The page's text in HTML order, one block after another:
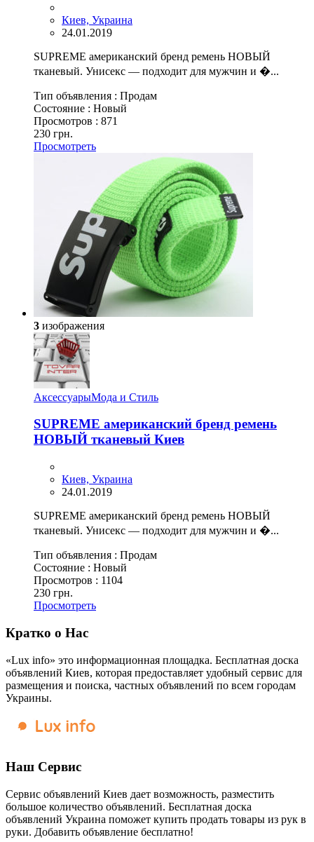
Киев, Украина
24.01.2019
SUPREME американский бренд ремень НОВЫЙ
тканевый. Унисекс — подходит для мужчин и �...
Тип объявления : Продам
Состояние : Новый
Просмотров : 871
230 грн.
Просмотреть
3 изображения
АксессуарыМода и Стиль
SUPREME американский бренд ремень
НОВЫЙ тканевый Киев
Киев, Украина
24.01.2019
SUPREME американский бренд ремень НОВЫЙ
тканевый. Унисекс — подходит для мужчин и �...
Тип объявления : Продам
Состояние : Новый
Просмотров : 1104
230 грн.
Просмотреть
Кратко о Нас
«Lux info» это информационная площадка. Бесплатная доска
объявлений Киев, которая предоставляет удобный сервис для
размещения и поиска, частных объявлений по всем городам
Украины.
Наш Сервис
Сервис объявлений Киев дает возможность, разместить
большое количество объявлений. Бесплатная доска
объявлений Украина поможет купить продать товары из рук в
руки. Добавить объявление бесплатно!